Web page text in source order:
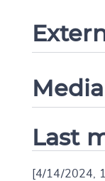
Media
Last
[4/14/2024,